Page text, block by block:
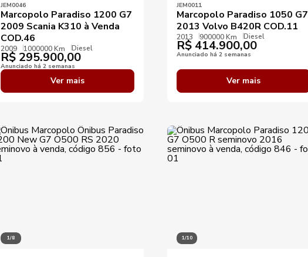
JEM0046
Marcopolo Paradiso 1200 G7
2009 Scania K310 à Venda
COD.46
2009 1000000 Km Diesel
R$ 295.900,00
Anunciado há 2 semanas
Ver mais
JEM0011
Marcopolo Paradiso 1050 G7
2013 Volvo B420R COD.11
2013 900000 Km Diesel
R$ 414.900,00
Anunciado há 2 semanas
Ver mais
1/8 1/10